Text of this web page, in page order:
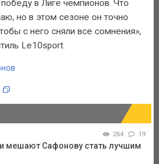
в Лиге чемпионов. Что
но в этом сезоне он точно
с него сняли все сомнения»,
Le10sport.
264 19
мешают Сафонову стать лучшим